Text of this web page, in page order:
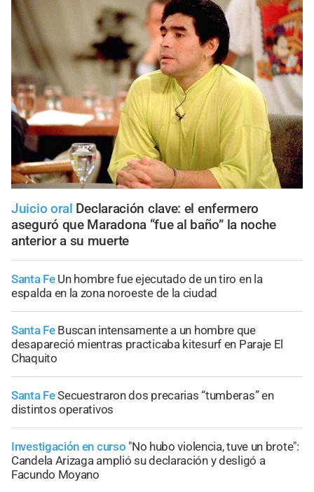
Juicio oral Declaración clave: el enfermero
aseguró que Maradona “fue al baño” la noche
anterior a su muerte
Santa Fe Un hombre fue ejecutado de un tiro en la
espalda en la zona noroeste de la ciudad
Santa Fe Buscan intensamente a un hombre que
desapareció mientras practicaba kitesurf en Paraje El
Chaquito
Santa FeSecuestraron dos precarias “tumberas” en
distintos operativos
Investigación en curso "No hubo violencia, tuve un brote":
Candela Arizaga amplió su declaración y desligó a
Facundo Moyano